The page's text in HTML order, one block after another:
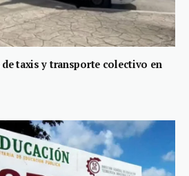
taxis y transporte colectivo en